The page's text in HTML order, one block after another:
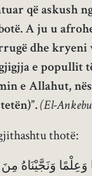
që askush
A ju u
dhe kryeni
e popullit
e Allahut,
(El-
thotë:
وَعِلْمًا وَنَجَّيْنَاهُ